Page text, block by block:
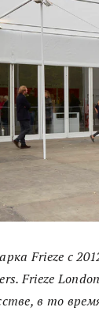
Frieze с
Frieze
в то